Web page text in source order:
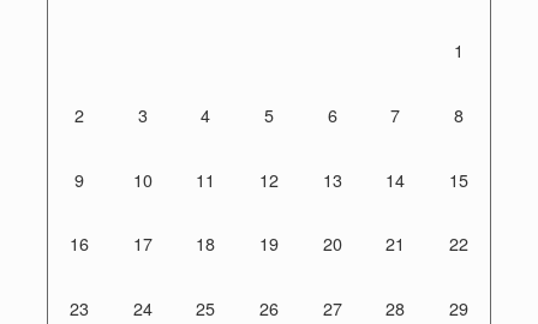
1
2 3 4 5 6 7 8
9 10 11 12 13 14 15
16 17 18 19 20 21 22
23 24 25 26 27 28 29